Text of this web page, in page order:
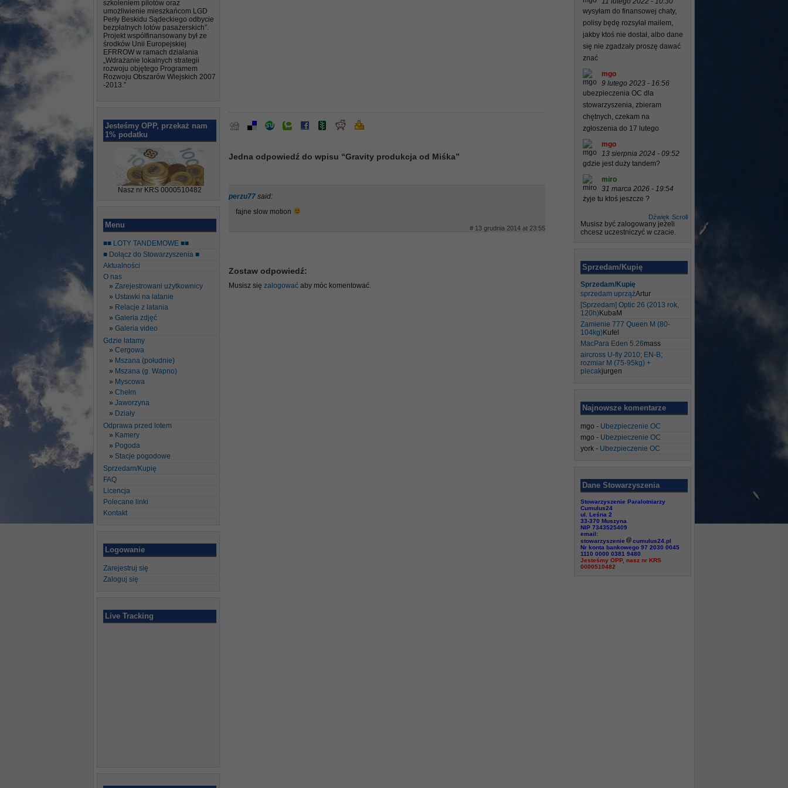
szkoleniem pilotów oraz
umożliwienie mieszkańcom LGD
Perły Beskidu Sądeckiego odbycie
bezpłatnych lotów pasażerskich”.
Projekt współfinansowany był ze
środków Unii Europejskiej
EFRROW w ramach działania
„Wdrażanie lokalnych strategii
rozwoju objętego Programem
Rozwoju Obszarów Wiejskich 2007
-2013.”
Jesteśmy OPP, przekaż nam
1% podatku
Nasz nr KRS 0000510482
Menu
■■ LOTY TANDEMOWE ■■
■ Dołącz do Stowarzyszenia ■
Aktualności
O nas
Zarejestrowani użytkownicy
Ustawki na latanie
Relacje z latania
Galeria zdjęć
Galeria video
Gdzie latamy
Cergowa
Mszana (południe)
Mszana (g. Wapno)
Myscowa
Chełm
Jaworzyna
Działy
Odprawa przed lotem
Kamery
Pogoda
Stacje pogodowe
Sprzedam/Kupię
FAQ
Licencja
Polecane linki
Kontakt
Logowanie
Zarejestruj się
Zaloguj się
Live Tracking
Jedna odpowiedź do wpisu “Gravity produkcja od Miśka”
perzu77 said:
fajne slow motion
# 13 grudnia 2014 at 23:55
Zostaw odpowiedź:
Musisz się zalogować aby móc komentować.
wysyłam do finansowej chaty,
polisy będę rozsyłał mailem,
jakby ktoś nie dostał, albo dane
się nie zgadzały proszę dawać
znać
mgo
9 lutego 2023 - 16:56
ubezpieczenia OC dla
stowarzyszenia, zbieram
chętnych, czekam na
zgłoszenia do 17 lutego
mgo
13 sierpnia 2024 - 09:52
gdzie jest duży tandem?
miro
31 marca 2026 - 19:54
żyje tu ktoś jeszcze ?
Scroll
Dźwięk
Musisz być zalogowany jeżeli
chcesz uczestniczyć w czacie.
Sprzedam/Kupię
Sprzedam/Kupię
sprzedam uprzążArtur
[Sprzedam] Optic 26 (2013 rok,
120h) KubaM
Zamienie 777 Queen M (80-
104kg) Kufel
MacPara Eden 5.26mass
aircross U-fly 2010; EN-B;
rozmiar M (75-95kg) +
plecakjurgen
Najnowsze komentarze
mgo - Ubezpieczenie OC
mgo - Ubezpieczenie OC
york - Ubezpieczenie OC
Dane Stowarzyszenia
Stowarzyszenie Paralotniarzy
Cumulus24
ul. Leśna 2
33-370 Muszyna
NIP 7343525409
email:
stowarzyszenie
cumulus24.pl
Nr konta bankowego 97 2030 0045
1110 0000 0381 9480
Jesteśmy OPP, nasz nr KRS
0000510482